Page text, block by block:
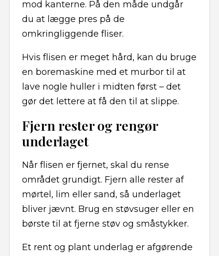
mod kanterne. På den måde undgår
du at lægge pres på de
omkringliggende fliser.
Hvis flisen er meget hård, kan du bruge
en boremaskine med et murbor til at
lave nogle huller i midten først – det
gør det lettere at få den til at slippe.
Fjern rester og rengør
underlaget
Når flisen er fjernet, skal du rense
området grundigt. Fjern alle rester af
mørtel, lim eller sand, så underlaget
bliver jævnt. Brug en støvsuger eller en
børste til at fjerne støv og småstykker.
Et rent og plant underlag er afgørende